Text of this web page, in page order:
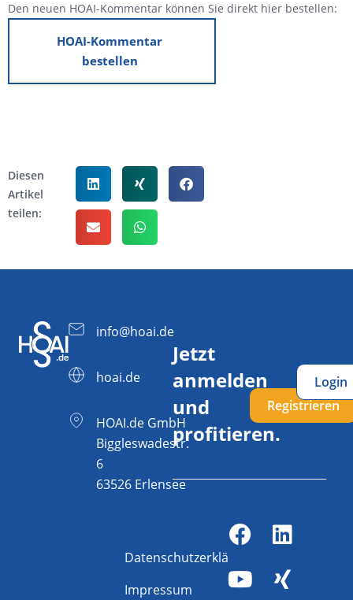
Den neuen HOAI-Kommentar können Sie direkt hier bestellen:
HOAI-Kommentar
bestellen
Diesen
Artikel
teilen:
info@hoai.de
hoai.de
HOAI.de GmbH
Biggleswadestr.
6
63526 Erlensee
Jetzt
anmelden
und
profitieren.
Registrieren
Login
Datenschutzerklärung
Impressum